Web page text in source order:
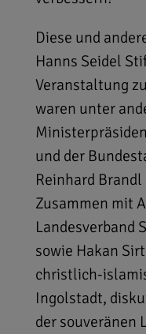
Diese und
Hanns Seidel
Veranstaltung
waren unter
und der
Reinhard
Zusammen mit
Landesverband
sowie Hakan
christlich-
Ingolstadt,
der souveränen